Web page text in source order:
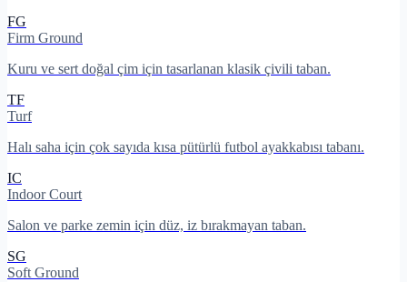
FG
Firm Ground
Kuru ve sert doğal çim için tasarlanan klasik çivili taban.
TF
Turf
Halı saha için çok sayıda kısa pütürlü futbol ayakkabısı tabanı.
IC
Indoor Court
Salon ve parke zemin için düz, iz bırakmayan taban.
SG
Soft Ground